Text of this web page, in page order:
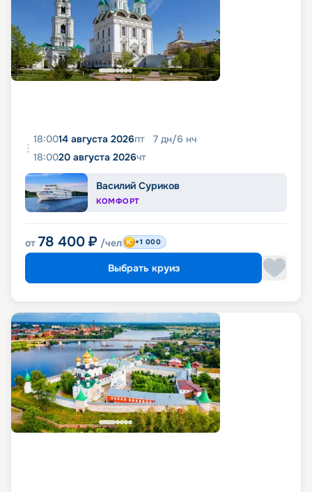
18:0014 августа 2026пт 7 дн/6 нч
18:0020 августа 2026чт
Василий Суриков
КОМФОРТ
от 78 400 ₽ /чел +1 000
Выбрать круиз